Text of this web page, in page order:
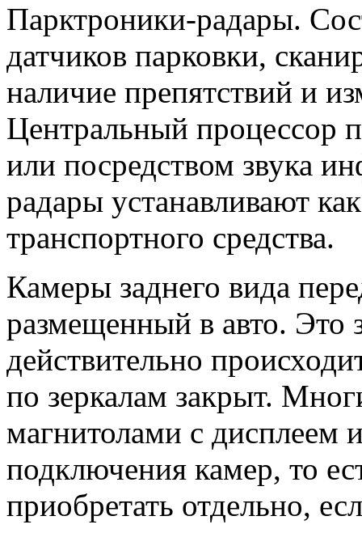
Парктроники-радары.
датчиков парковки,
наличие препятствий и
Центральный процессор
или посредством звука
радары устанавливают
транспортного средства.
Камеры заднего вида
размещенный в авто. Это
действительно
по зеркалам закрыт.
магнитолами с дисплеем
подключения камер, то
приобретать отдельно,